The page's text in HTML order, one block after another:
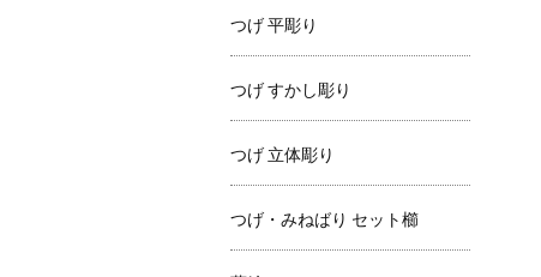
つげ 平彫り
つげ すかし彫り
つげ 立体彫り
つげ・みねばり セット櫛